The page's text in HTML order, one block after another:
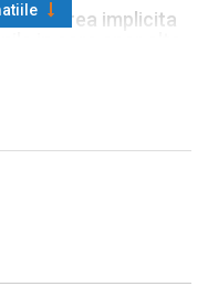
Culoarea implicita